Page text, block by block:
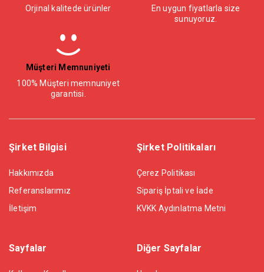
Orjinal kalitede ürünler
En uygun fiyatlarla size
sunuyoruz.
Müşteri Memnuniyeti
100% Müşteri memnuniyet
garantisi.
Şirket Bilgisi
Hakkımızda
Referanslarımız
İletişim
Şirket Politikaları
Çerez Politikası
Sipariş İptali ve İade
KVKK Aydınlatma Metni
Sayfalar Diğer Sayfalar